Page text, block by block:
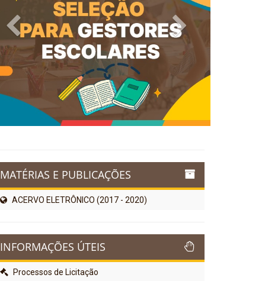
Previous Next
MATÉRIAS E PUBLICAÇÕES
ACERVO ELETRÔNICO (2017 - 2020)
INFORMAÇÕES ÚTEIS
Processos de Licitação